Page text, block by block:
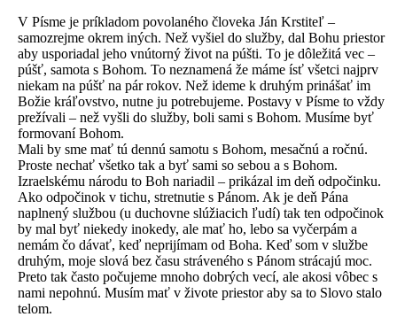
V Písme je príkladom povolaného človeka Ján Krstiteľ –
samozrejme okrem iných. Než vyšiel do služby, dal Bohu priestor
aby usporiadal jeho vnútorný život na púšti. To je dôležitá vec –
púšť, samota s Bohom. To neznamená že máme ísť všetci najprv
niekam na púšť na pár rokov. Než ideme k druhým prinášať im
Božie kráľovstvo, nutne ju potrebujeme. Postavy v Písme to vždy
prežívali – než vyšli do služby, boli sami s Bohom. Musíme byť
formovaní Bohom.
Mali by sme mať tú dennú samotu s Bohom, mesačnú a ročnú.
Proste nechať všetko tak a byť sami so sebou a s Bohom.
Izraelskému národu to Boh nariadil – prikázal im deň odpočinku.
Ako odpočinok v tichu, stretnutie s Pánom. Ak je deň Pána
naplnený službou (u duchovne slúžiacich ľudí) tak ten odpočinok
by mal byť niekedy inokedy, ale mať ho, lebo sa vyčerpám a
nemám čo dávať, keď neprijímam od Boha. Keď som v službe
druhým, moje slová bez času stráveného s Pánom strácajú moc.
Preto tak často počujeme mnoho dobrých vecí, ale akosi vôbec s
nami nepohnú. Musím mať v živote priestor aby sa to Slovo stalo
telom.